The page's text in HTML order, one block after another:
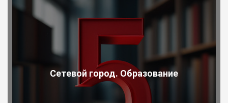
Сетевой город. Образование